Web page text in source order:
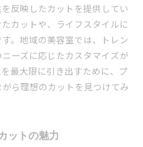
反映したカットを提供してい
カットや、ライフスタイルに
。地域の美容室では、トレン
ーズに応じたカスタマイズが
最大限に引き出すために、プ
ら理想のカットを見つけてみ
ットの魅力